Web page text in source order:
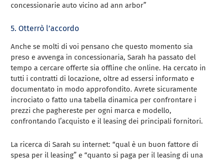
concessionarie auto vicino ad ann arbor”
5. Otterrò l’accordo
Anche se molti di voi pensano che questo momento sia
preso e avvenga in concessionaria, Sarah ha passato del
tempo a cercare offerte sia offline che online. Ha cercato in
tutti i contratti di locazione, oltre ad essersi informato e
documentato in modo approfondito. Avrete sicuramente
incrociato o fatto una tabella dinamica per confrontare i
prezzi che paghereste per ogni marca e modello,
confrontando l’acquisto e il leasing dei principali fornitori.
La ricerca di Sarah su internet: “qual è un buon fattore di
spesa per il leasing” e “quanto si paga per il leasing di una